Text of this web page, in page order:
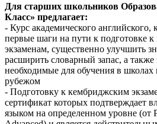
Для старших школьников
Класс» предлагает:
- Курс академического английского,
первые шаги на пути к подготовке
экзаменам, существенно улучшить
расширить словарный запас, а
необходимые для обучения в школах
рубежом
- Подготовку к кембриджским
сертификат которых подтверждает
языком на определенном уровне (от